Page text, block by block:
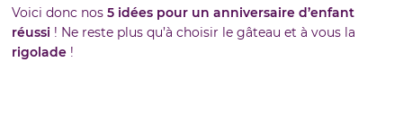
Voici donc nos5 idées pour un anniversaire d’enfant
réussi ! Ne reste plus qu’à choisir le gâteau et à vous la
rigolade !